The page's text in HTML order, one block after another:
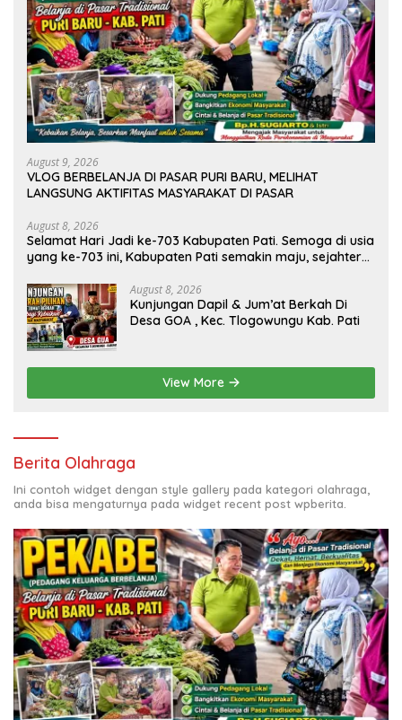
August 9, 2026
VLOG BERBELANJA DI PASAR PURI BARU, MELIHAT
LANGSUNG AKTIFITAS MASYARAKAT DI PASAR
August 8, 2026
Selamat Hari Jadi ke-703 Kabupaten Pati. Semoga di usia
yang ke-703 ini, Kabupaten Pati semakin maju, sejahtera,
kesejahteraan bagi seluruh masyarakatnya. Semoga
sinergi dan kolaborasi yang telah terjalin semakin kuat
demi mewujudkan pembangunan yang berkelanjutan.
Dirgahayu Kabupaten Pati ke-703. Salam sedulur Pati
Selawase. Facebook
August 8, 2026
Kunjungan Dapil & Jum’at Berkah Di
Desa GOA , Kec. Tlogowungu Kab. Pati
View More
Berita Olahraga
Ini contoh widget dengan style gallery pada kategori olahraga,
anda bisa mengaturnya pada widget recent post wpberita.